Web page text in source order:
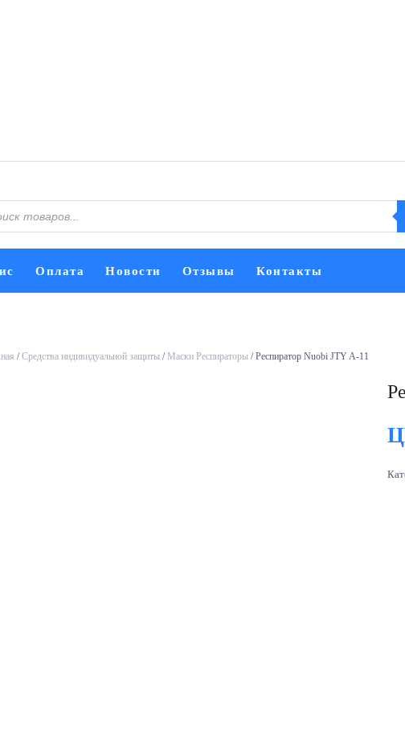
Оплата Новости Отзывы Контакты
/Средства индивидуальной защиты / Маски Респираторы / Респиратор Nuobi JTY A-11